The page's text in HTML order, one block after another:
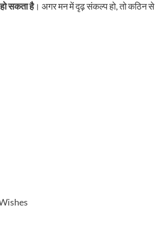
सकता है। अगर मन में दृढ़ संकल्प हो, तो कठिन से